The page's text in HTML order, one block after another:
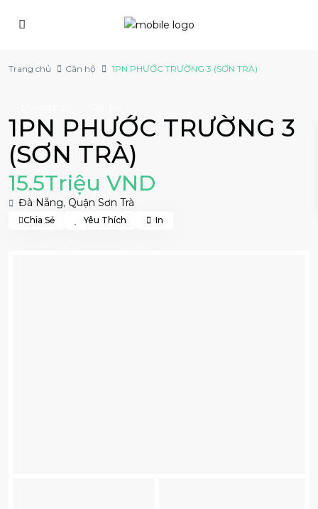
Trang chủ Căn hộ 1PN PHƯỚC TRƯỜNG 3 (SƠN TRÀ)
1PN PHƯỚC TRƯỜNG 3
(SƠN TRÀ)
15.5Triệu VND
Đà Nẵng, Quận Sơn Trà
Chia Sẻ Yêu Thích In